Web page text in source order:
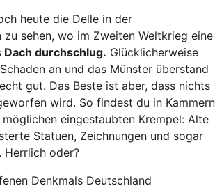
heute die Delle in der
sehen, wo im Zweiten Weltkrieg eine
Dach durchschlug. Glücklicherweise
an und das Münster überstand
gut. Das Beste ist aber, dass nichts
wird. So findest du in Kammern
eingestaubten Krempel: Alte
Statuen, Zeichnungen und sogar
Herrlich oder?